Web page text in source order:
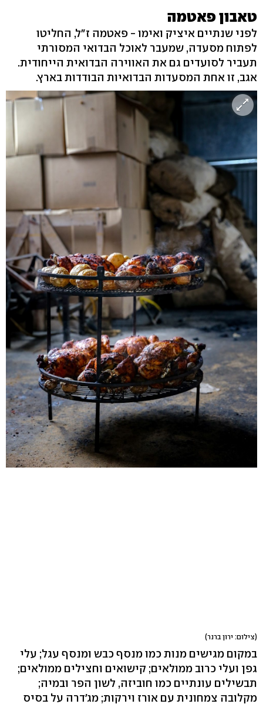
טאבון פאטמה
לפני שנתיים איציק ואימו - פאטמה ז"ל, החליטו
לפתוח מסעדה, שמעבר לאוכל הבדואי המסורתי
תעביר לסועדים גם את האווירה הבדואית הייחודית.
אגב, זו אחת המסעדות הבדואיות הבודדות בארץ.
(צילום: ירון ברנר)
במקום מגישים מנות כמו מנסף כבש ומנסף עגל; עלי
גפן ועלי כרוב ממולאים; קישואים וחצילים ממולאים;
תבשילים עונתיים כמו חוביזה, לשון הפר ובמיה;
מקלובה צמחונית עם אורז וירקות; מג'דרה על בסיס